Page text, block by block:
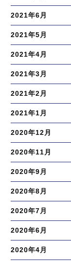
2021年6月
2021年5月
2021年4月
2021年3月
2021年2月
2021年1月
2020年12月
2020年11月
2020年9月
2020年8月
2020年7月
2020年6月
2020年4月